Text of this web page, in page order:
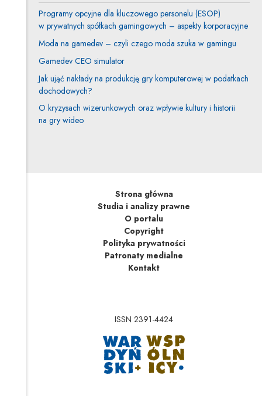
Programy opcyjne dla kluczowego personelu (ESOP)
w prywatnych spółkach gamingowych – aspekty korporacyjne
Moda na gamedev – czyli czego moda szuka w gamingu
Gamedev CEO simulator
Jak ująć nakłady na produkcję gry komputerowej w podatkach
dochodowych?
O kryzysach wizerunkowych oraz wpływie kultury i historii
na gry wideo
Strona główna
Studia i analizy prawne
O portalu
Copyright
Polityka prywatności
Patronaty medialne
Kontakt
ISSN 2391-4424
Uwaga, link zostanie